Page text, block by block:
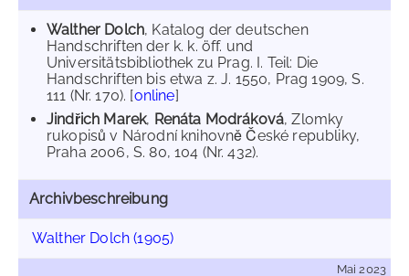
Walther Dolch, Katalog der deutschen
Handschriften der k. k. öff. und
Universitätsbibliothek zu Prag. I. Teil: Die
Handschriften bis etwa z. J. 1550, Prag 1909, S.
111 (Nr. 170). [online]
Jindřich Marek, Renáta Modráková, Zlomky
rukopisů v Národní knihovně České republiky,
Praha 2006, S. 80, 104 (Nr. 432).
Archivbeschreibung
Walther Dolch (1905)
Mai 2023